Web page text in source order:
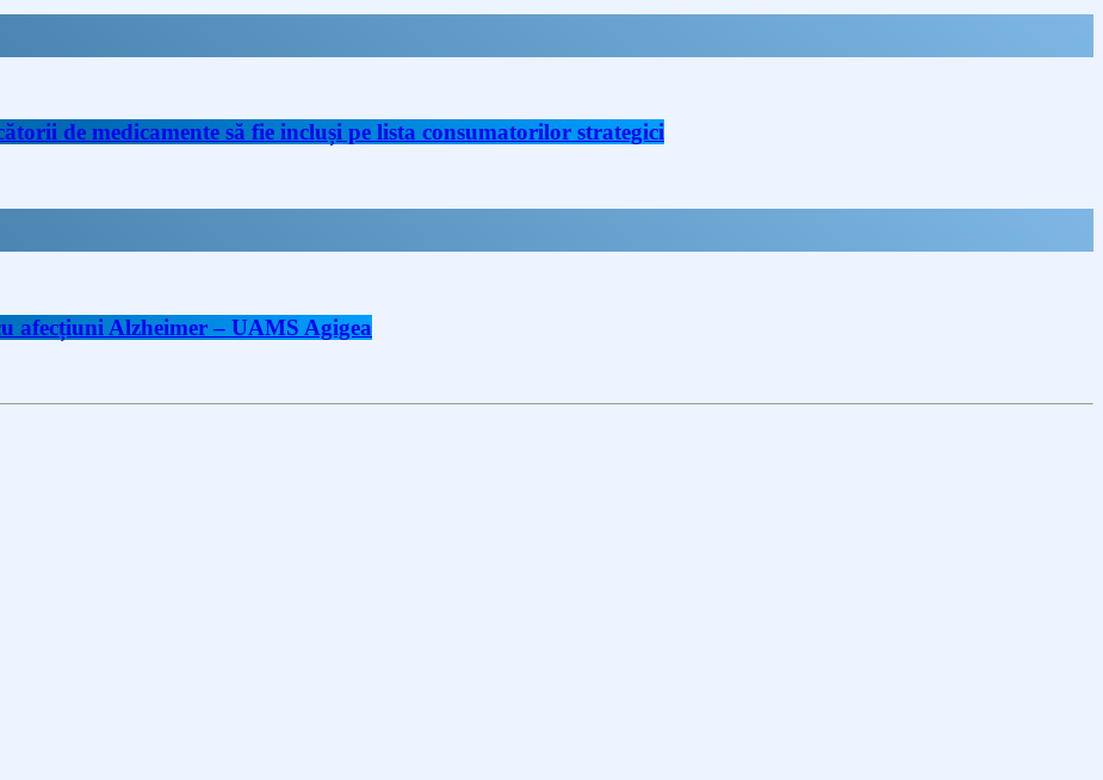
de medicamente să fie incluși pe lista consumatorilor strategici
afecțiuni Alzheimer – UAMS Agigea